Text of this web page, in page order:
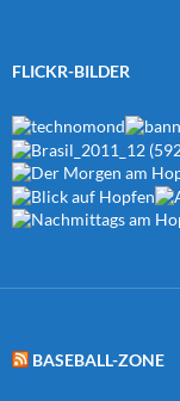
FLICKR-BILDER
BASEBALL-ZONE